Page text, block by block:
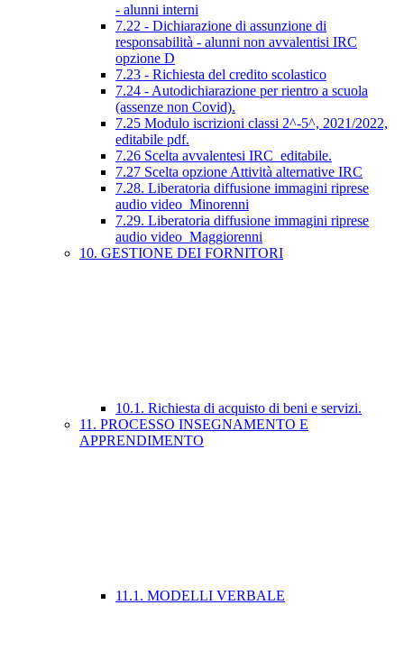
- alunni interni
7.22 - Dichiarazione di assunzione di
responsabilità - alunni non avvalentisi IRC
opzione D
7.23 - Richiesta del credito scolastico
7.24 - Autodichiarazione per rientro a scuola
(assenze non Covid).
7.25 Modulo iscrizioni classi 2^-5^, 2021/2022,
editabile pdf.
7.26 Scelta avvalentesi IRC_editabile.
7.27 Scelta opzione Attività alternative IRC
7.28. Liberatoria diffusione immagini riprese
audio video_Minorenni
7.29. Liberatoria diffusione immagini riprese
audio video_Maggiorenni
10. GESTIONE DEI FORNITORI
10.1. Richiesta di acquisto di beni e servizi.
11. PROCESSO INSEGNAMENTO E
APPRENDIMENTO
11.1. MODELLI VERBALE